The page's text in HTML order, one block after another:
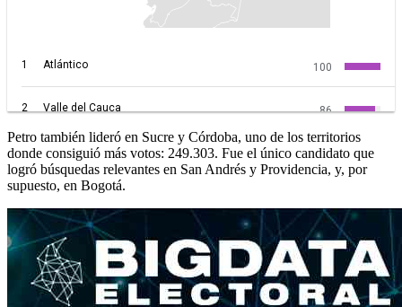
Petro también lideró en Sucre y Córdoba, uno de los territorios
donde consiguió más votos: 249.303. Fue el único candidato que
logró búsquedas relevantes en San Andrés y Providencia, y, por
supuesto, en Bogotá.